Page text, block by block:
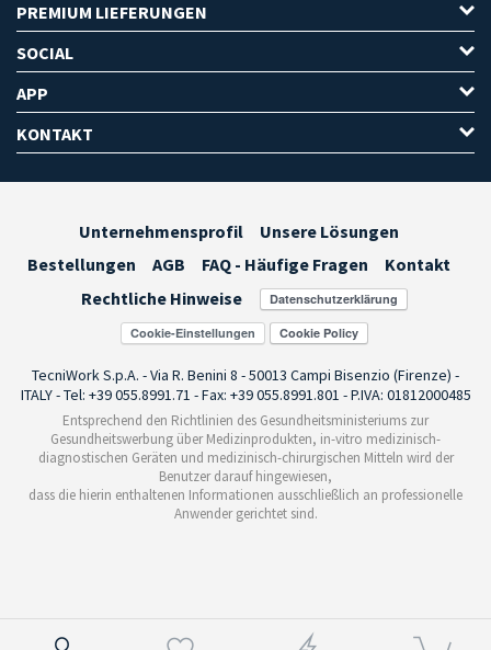
PREMIUM LIEFERUNGEN
SOCIAL
APP
KONTAKT
Unternehmensprofil
Unsere Lösungen
Bestellungen
AGB FAQ - Häufige Fragen
Kontakt
Rechtliche Hinweise
Cookie-Einstellungen
TecniWork S.p.A. - Via R. Benini 8 - 50013 Campi Bisenzio (Firenze) -
ITALY - Tel: +39 055.8991.71 - Fax: +39 055.8991.801 - P.IVA: 01812000485
Entsprechend den Richtlinien des Gesundheitsministeriums zur
Gesundheitswerbung über Medizinprodukten, in-vitro medizinisch-
diagnostischen Geräten und medizinisch-chirurgischen Mitteln wird der
Benutzer darauf hingewiesen,
dass die hierin enthaltenen Informationen ausschließlich an professionelle
Anwender gerichtet sind.